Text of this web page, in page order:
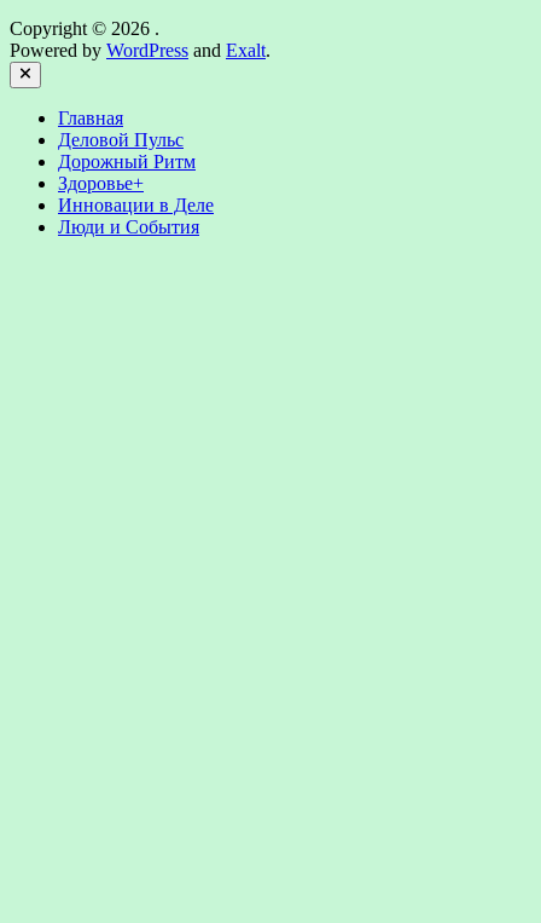
Copyright © 2026 .
Powered by WordPress and Exalt.
Close
Главная
Деловой Пульс
Дорожный Ритм
Здоровье+
Инновации в Деле
Люди и События